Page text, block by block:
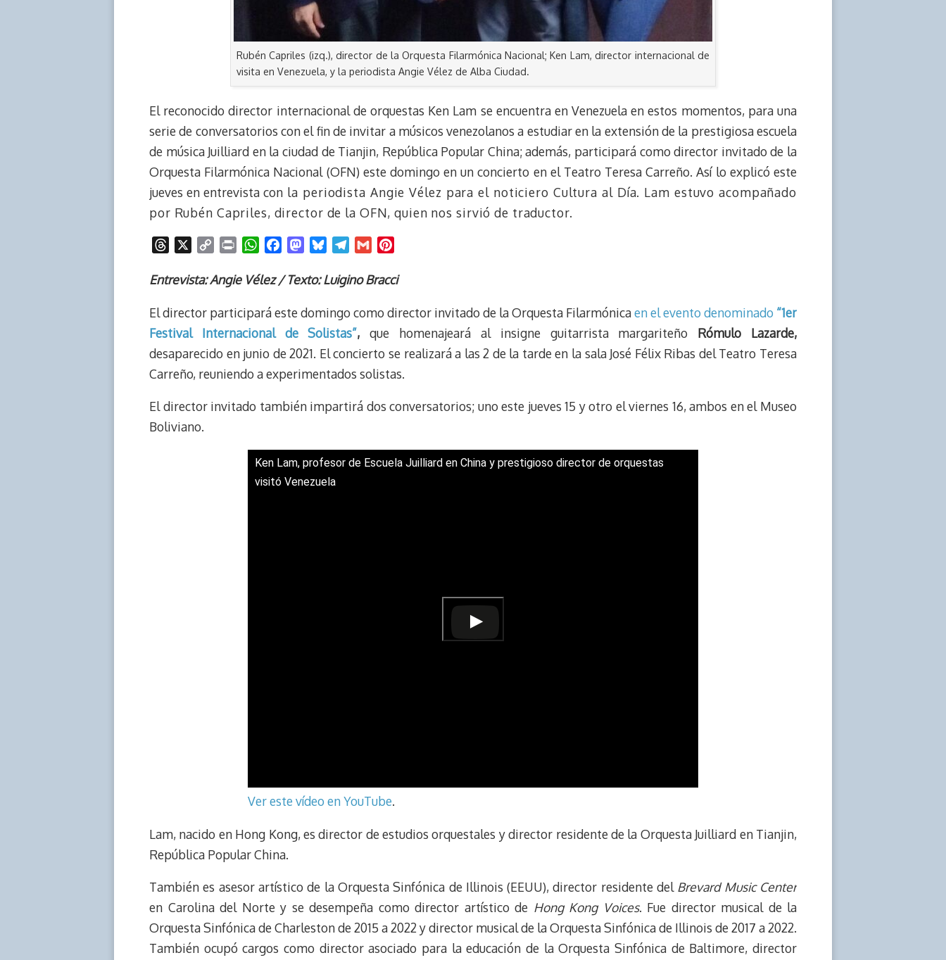
Rubén Capriles (izq.), director de la Orquesta Filarmónica Nacional; Ken Lam, director internacional de
visita en Venezuela, y la periodista Angie Vélez de Alba Ciudad.
El reconocido director internacional de orquestas Ken Lam se encuentra en Venezuela en estos momentos, para una
serie de conversatorios con el fin de invitar a músicos venezolanos a estudiar en la extensión de la prestigiosa escuela
de música Juilliard en la ciudad de Tianjin, República Popular China; además, participará como director invitado de la
Orquesta Filarmónica Nacional (OFN) este domingo en un concierto en el Teatro Teresa Carreño. Así lo explicó este
jueves en entrevista con la periodista Angie Vélez para el noticiero Cultura al Día. Lam estuvo acompañado
por Rubén Capriles, director de la OFN, quien nos sirvió de traductor.
r
a
d
p
L
i
n
k
i
t
W
a
s
A
p
p
c
b
o
k
M
s
o
d
o
n
u
s
k
y
l
g
r
m
a
l
n
e
s
t
Entrevista: Angie Vélez / Texto: Luigino Bracci
El director participará este domingo como director invitado de la Orquesta Filarmónicaen el evento denominado “1er
Festival Internacional de Solistas”, que homenajeará al insigne guitarrista margariteño Rómulo Lazarde,
desaparecido en junio de 2021. El concierto se realizará a las 2 de la tarde en la sala José Félix Ribas del Teatro Teresa
Carreño, reuniendo a experimentados solistas.
El director invitado también impartirá dos conversatorios; uno este jueves 15 y otro el viernes 16, ambos en el Museo
Boliviano.
Ken Lam, profesor de Escuela Juilliard en China y prestigioso director de orquestas
visitó Venezuela
Ver este vídeo en YouTube.
Lam, nacido en Hong Kong, es director de estudios orquestales y director residente de la Orquesta Juilliard en Tianjin,
República Popular China.
También es asesor artístico de la Orquesta Sinfónica de Illinois (EEUU), director residente del Brevard Music Center
en Carolina del Norte y se desempeña como director artístico de Hong Kong Voices. Fue director musical de la
Orquesta Sinfónica de Charleston de 2015 a 2022 y director musical de la Orquesta Sinfónica de Illinois de 2017 a 2022.
También ocupó cargos como director asociado para la educación de la Orquesta Sinfónica de Baltimore, director